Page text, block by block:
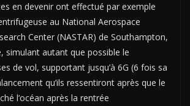
en devenir ont effectué par exemple
au National Aerospace
Center (NASTAR) de Southampton,
simulant autant que possible le
de vol, supportant jusqu’à 6G (6 fois sa
qu’ils ressentiront après que le
l’océan après la rentrée